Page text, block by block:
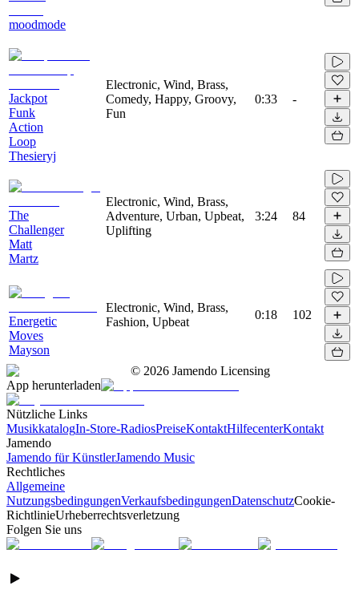
moodmode
Jackpot
Funk
Action
Loop
Thesieryj
Electronic, Wind, Brass,
Comedy, Happy, Groovy,
Fun
0:33 -
The
Challenger
Matt
Martz
Electronic, Wind, Brass,
Adventure, Urban, Upbeat,
Uplifting
3:24 84
Energetic
Moves
Mayson
Electronic, Wind, Brass,
Fashion, Upbeat
0:18 102
© 2026 Jamendo Licensing
App herunterladen
Nützliche Links
MusikkatalogIn-Store-RadiosPreiseKontaktHilfecenterKontakt
Jamendo
Jamendo für KünstlerJamendo Music
Rechtliches
Allgemeine
NutzungsbedingungenVerkaufsbedingungenDatenschutzCookie-
RichtlinieUrheberrechtsverletzung
Folgen Sie uns